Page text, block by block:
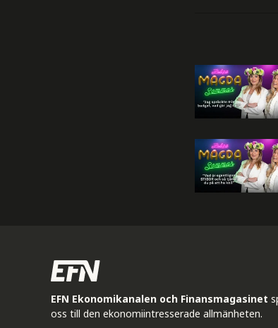
EFN Ekonomikanalen och Finansmagasinet
oss till den ekonomiintresserade allmänheten.